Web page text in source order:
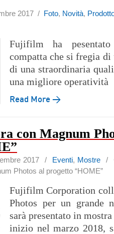
2017 / Foto, Novità,
Fujifilm ha
compatta che si fregia
di una straordinaria
una migliore operatività
Read More →
con Magnum
2017 / Eventi, Mostre /
Photos al progetto “HOME”
Fujifilm Corporation
Photos per un grande
sarà presentato in
inizio nel marzo 2018,